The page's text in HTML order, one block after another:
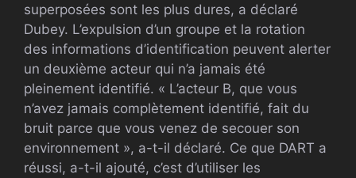
superposées sont les plus dures, a déclaré
Dubey. L’expulsion d’un groupe et la rotation
des informations d’identification peuvent alerter
un deuxième acteur qui n’a jamais été
pleinement identifié. « L’acteur B, que vous
n’avez jamais complètement identifié, fait du
bruit parce que vous venez de secouer son
environnement », a-t-il déclaré. Ce que DART a
réussi, a-t-il ajouté, c’est d’utiliser les